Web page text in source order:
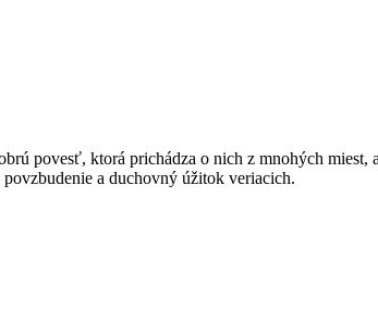
povesť, ktorá prichádza o nich z mnohých
a duchovný úžitok veriacich.